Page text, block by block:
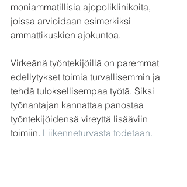
moniammatillisia ajopoliklinikoita,
joissa arvioidaan esimerkiksi
ammattikuskien ajokuntoa.
Virkeänä työntekijöillä on paremmat
edellytykset toimia turvallisemmin ja
tehdä tuloksellisempaa työtä. Siksi
työnantajan kannattaa panostaa
työntekijöidensä vireyttä lisääviin
toimiin, Liikenneturvasta todetaan.